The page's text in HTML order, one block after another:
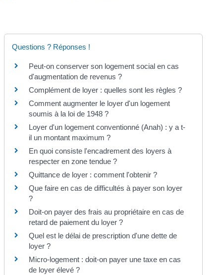
Questions ? Réponses !
Peut-on conserver son logement social en cas
d'augmentation de revenus ?
Complément de loyer : quelles sont les règles ?
Comment augmenter le loyer d'un logement
soumis à la loi de 1948 ?
Loyer d'un logement conventionné (Anah) : y a t-
il un montant maximum ?
En quoi consiste l'encadrement des loyers à
respecter en zone tendue ?
Quittance de loyer : comment l'obtenir ?
Que faire en cas de difficultés à payer son loyer
?
Doit-on payer des frais au propriétaire en cas de
retard de paiement du loyer ?
Quel est le délai de prescription d'une dette de
loyer ?
Micro-logement : doit-on payer une taxe en cas
de loyer élevé ?